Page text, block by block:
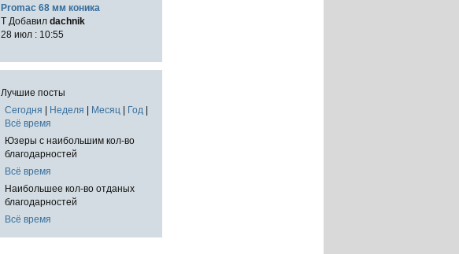
Promac 68 мм коника
T Добавил dachnik
28 июл : 10:55
Лучшие посты
Сегодня | Неделя | Месяц | Год |
Всё время
Юзеры с наибольшим кол-во
благодарностей
Всё время
Наибольшее кол-во отданых
благодарностей
Всё время